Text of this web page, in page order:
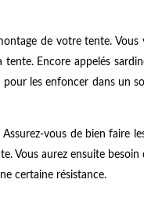
de votre tente. Vous
Encore appelés
les enfoncer dans un
vous de bien faire
Vous aurez ensuite
certaine résistance.